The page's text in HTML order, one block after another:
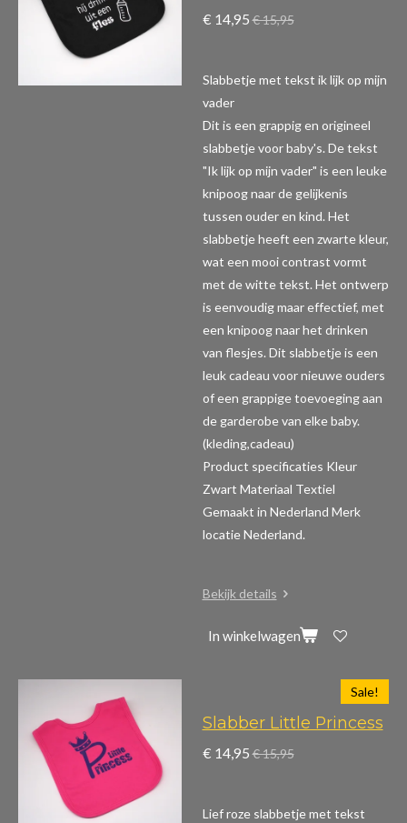
€ 14,95 € 15,95
Slabbetje met tekst ik lijk op mijn
vader
Dit is een grappig en origineel
slabbetje voor baby's. De tekst
"Ik lijk op mijn vader" is een leuke
knipoog naar de gelijkenis
tussen ouder en kind. Het
slabbetje heeft een zwarte kleur,
wat een mooi contrast vormt
met de witte tekst. Het ontwerp
is eenvoudig maar effectief, met
een knipoog naar het drinken
van flesjes. Dit slabbetje is een
leuk cadeau voor nieuwe ouders
of een grappige toevoeging aan
de garderobe van elke baby.
(kleding,cadeau)
Product specificaties Kleur
Zwart Materiaal Textiel
Gemaakt in Nederland Merk
locatie Nederland.
Bekijk details
In winkelwagen
Sale!
Slabber Little Princess
€ 14,95 € 15,95
Lief roze slabbetje met tekst